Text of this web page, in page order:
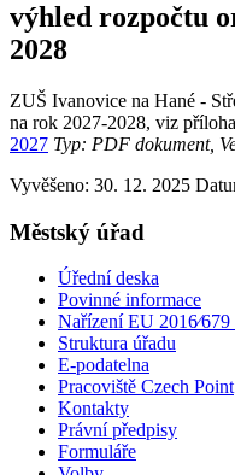
výhled rozpočtu
2028
ZUŠ Ivanovice na Hané -
na rok 2027-2028, viz příloha
2027 Typ: PDF dokument,
Vyvěšeno: 30. 12. 2025
Městský úřad
Úřední deska
Povinné informace
Nařízení EU
Struktura úřadu
E-podatelna
Pracoviště Czech Point
Kontakty
Právní předpisy
Formuláře